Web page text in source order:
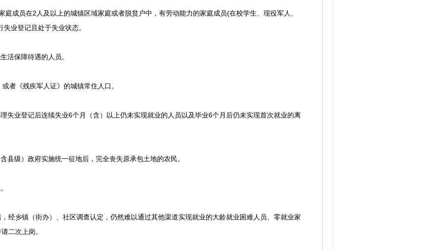
成员在2人及以上的城镇区域家庭或者脱贫户中，有劳动能力的家庭成员(在校学生、现役军人、
业登记且处于失业状态。
保障待遇的人员。
《残疾军人证》的城镇常住人口。
业登记后连续失业6个月（含）以上仍未实现就业的人员以及毕业6个月后仍未实现首次就业的离
级）政府实施统一征地后，完全丧失原承包土地的农民。
乡镇（街办）、社区调查认定，仍然难以通过其他渠道实现就业的大龄就业困难人员、零就业家
二次上岗。